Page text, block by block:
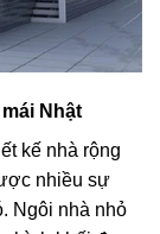
Nhật
kế nhà rộng
nhiều sự
Ngôi nhà nhỏ